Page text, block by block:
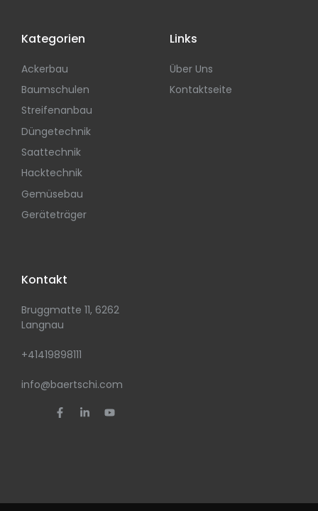
Kategorien
Ackerbau
Baumschulen
Streifenanbau
Düngetechnik
Saattechnik
Hacktechnik
Gemüsebau
Geräteträger
Links
Über Uns
Kontaktseite
Kontakt
Bruggmatte 11, 6262
Langnau
+41419898111
info@baertschi.com